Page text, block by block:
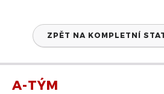
ZPĚT NA KOMPLETNÍ
A-TÝM